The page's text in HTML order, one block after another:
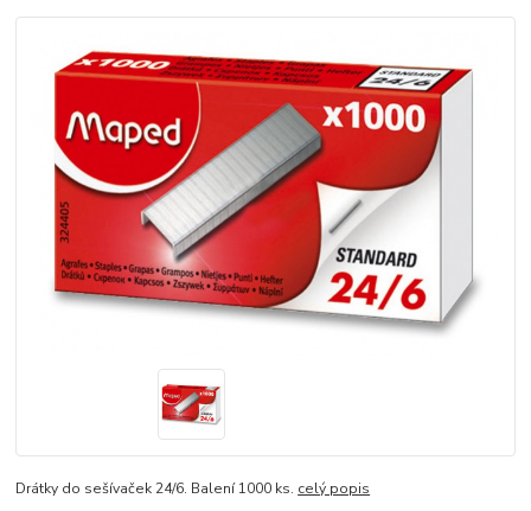
Drátky do sešívaček 24/6. Balení 1000 ks. celý popis